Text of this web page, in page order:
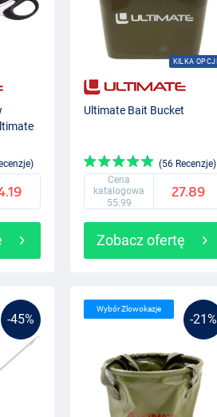
KILKA OPCJI
Ultimate Bait Bucket
(56 Recenzje)
Cena
katalogowa
55.99
27.89
Zobacz ofertę
-45% -21%
Wybór Zlowokazje